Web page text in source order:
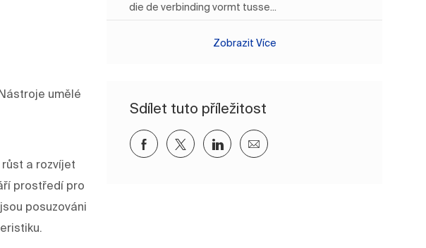
umělé
a rozvíjet
prostředí pro
posuzováni
die de verbinding vormt tusse...
Zobrazit Více
Sdílet tuto příležitost
Sdílet přes Facebook
Sdílet přes twitter
Sdílet přes LinkedIn
Sdílet e-mailem